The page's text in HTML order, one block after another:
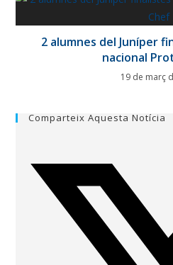
2 alumnes del Juníper
nacional
19 de març
Comparteix Aquesta Notícia